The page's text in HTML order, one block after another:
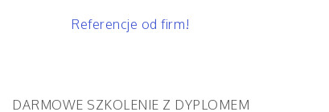
Referencje od firm!
DARMOWE SZKOLENIE Z DYPLOMEM